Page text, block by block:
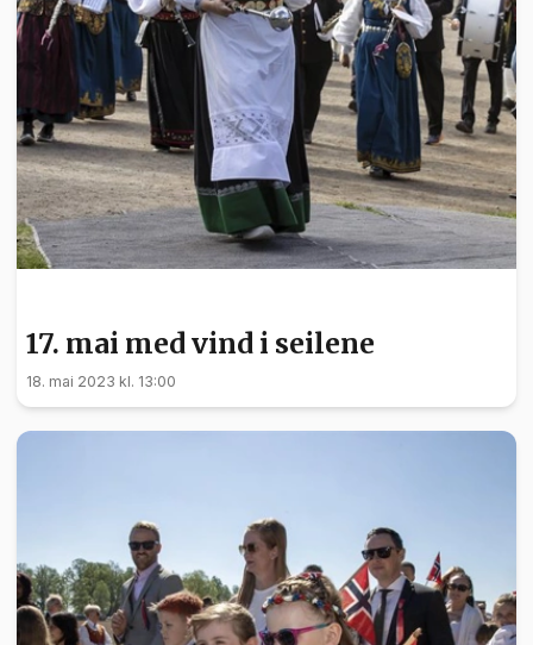
17. mai med vind i seilene
18. mai 2023 kl. 13:00